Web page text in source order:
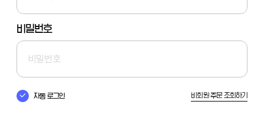
비밀번호
자동 로그인 비회원 주문 조회하기